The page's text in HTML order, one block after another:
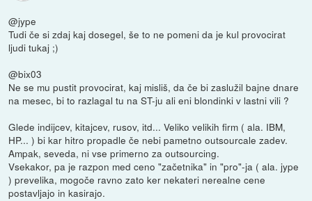
@jype
Tudi če si zdaj kaj dosegel, še to ne pomeni da je kul provocirat
ljudi tukaj ;)
@bix03
Ne se mu pustit provocirat, kaj misliš, da če bi zaslužil bajne dnare
na mesec, bi to razlagal tu na ST-ju ali eni blondinki v lastni vili ?
Glede indijcev, kitajcev, rusov, itd... Veliko velikih firm ( ala. IBM,
HP... ) bi kar hitro propadle če nebi pametno outsourcale zadev.
Ampak, seveda, ni vse primerno za outsourcing.
Vsekakor, pa je razpon med ceno "začetnika" in "pro"-ja ( ala. jype
) prevelika, mogoče ravno zato ker nekateri nerealne cene
postavljajo in kasirajo.